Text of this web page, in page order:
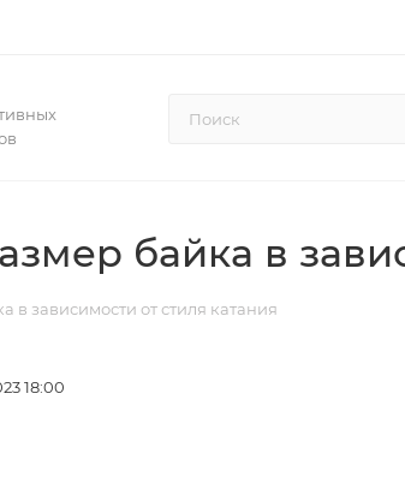
байка в
в зависимости от стиля катания
18:00